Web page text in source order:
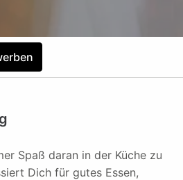
Spaß daran in der Küche zu
Dich für gutes Essen,